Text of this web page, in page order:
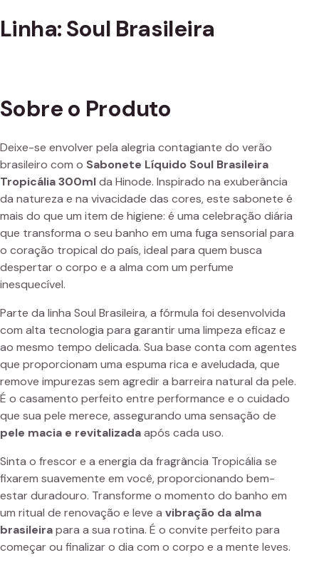
Linha: Soul Brasileira
Sobre o Produto
Deixe-se envolver pela alegria contagiante do verão
brasileiro com o Sabonete Líquido Soul Brasileira
Tropicália 300mlda Hinode. Inspirado na exuberância
da natureza e na vivacidade das cores, este sabonete é
mais do que um item de higiene: é uma celebração diária
que transforma o seu banho em uma fuga sensorial para
o coração tropical do país, ideal para quem busca
despertar o corpo e a alma com um perfume
inesquecível.
Parte da linha Soul Brasileira, a fórmula foi desenvolvida
com alta tecnologia para garantir uma limpeza eficaz e
ao mesmo tempo delicada. Sua base conta com agentes
que proporcionam uma espuma rica e aveludada, que
remove impurezas sem agredir a barreira natural da pele.
É o casamento perfeito entre performance e o cuidado
que sua pele merece, assegurando uma sensação de
pele macia e revitalizadaapós cada uso.
Sinta o frescor e a energia da fragrância Tropicália se
fixarem suavemente em você, proporcionando bem-
estar duradouro. Transforme o momento do banho em
um ritual de renovação e leve a vibração da alma
brasileirapara a sua rotina. É o convite perfeito para
começar ou finalizar o dia com o corpo e a mente leves.